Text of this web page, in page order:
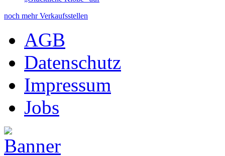
noch mehr Verkaufsstellen
AGB
Datenschutz
Impressum
Jobs